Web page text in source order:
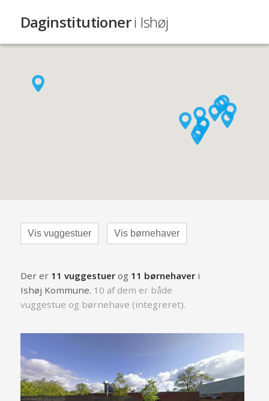
Daginstitutioneri Ishøj
Vis vuggestuer Vis børnehaver
Der er 11 vuggestuerog 11 børnehaveri
Ishøj Kommune. 10 af dem er både
vuggestue og børnehave (integreret).